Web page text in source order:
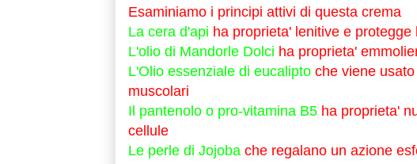
Esaminiamo i principi attivi di questa crema
La cera d'api ha proprieta' lenitive e protegge
L'olio di Mandorle Dolci ha proprieta'
L'Olio essenziale di eucaliptoche viene usato
muscolari
Il pantenolo o pro-vitamina B5ha proprieta'
cellule
Le perle di Jojobache regalano un azione